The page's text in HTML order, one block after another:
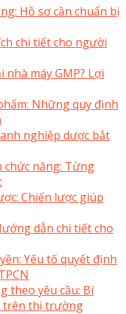
Hồ sơ cần chuẩn bị
chi tiết cho người
nhà máy GMP? Lợi
Những quy định
nghiệp dược bắt
chức năng: Từng
Chiến lược giúp
dẫn chi tiết cho
Yếu tố quyết định
theo yêu cầu: Bí
trên thị trường